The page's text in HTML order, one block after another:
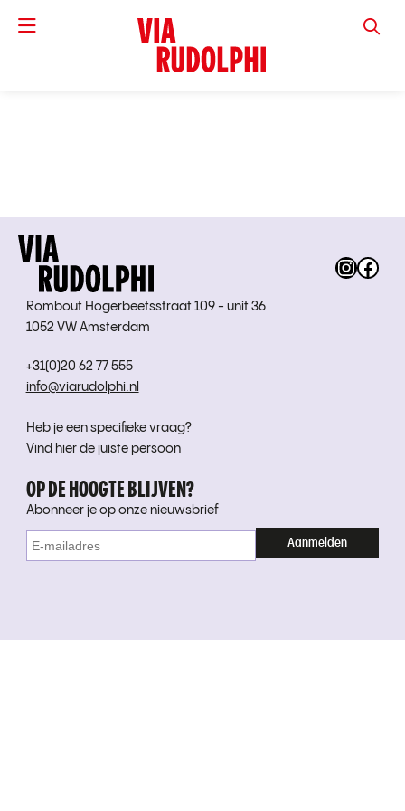
VIA
Rombout Hogerbeetsstraat 109 - unit 36
1052 VW Amsterdam
+31(0)20 62 77 555
info@viarudolphi.nl
Heb je een specifieke vraag?
Vind hier de juiste persoon
OP DE HOOGTE BLIJVEN?
Abonneer je op onze nieuwsbrief